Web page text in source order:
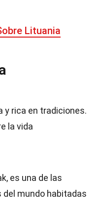
Lituania
y rica en tradiciones.
la vida
es una de las
mundo habitadas